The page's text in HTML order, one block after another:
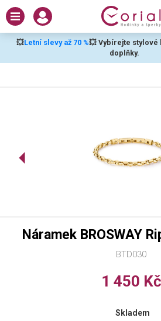
💥Letní slevy až 70 %💥 Vybírejte stylové
doplňky.
BTD030
Náramek BROSWAY
1 450 Kč
Skladem